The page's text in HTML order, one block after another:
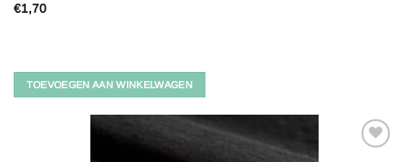
€1,70
TOEVOEGEN AAN WINKELWAGEN